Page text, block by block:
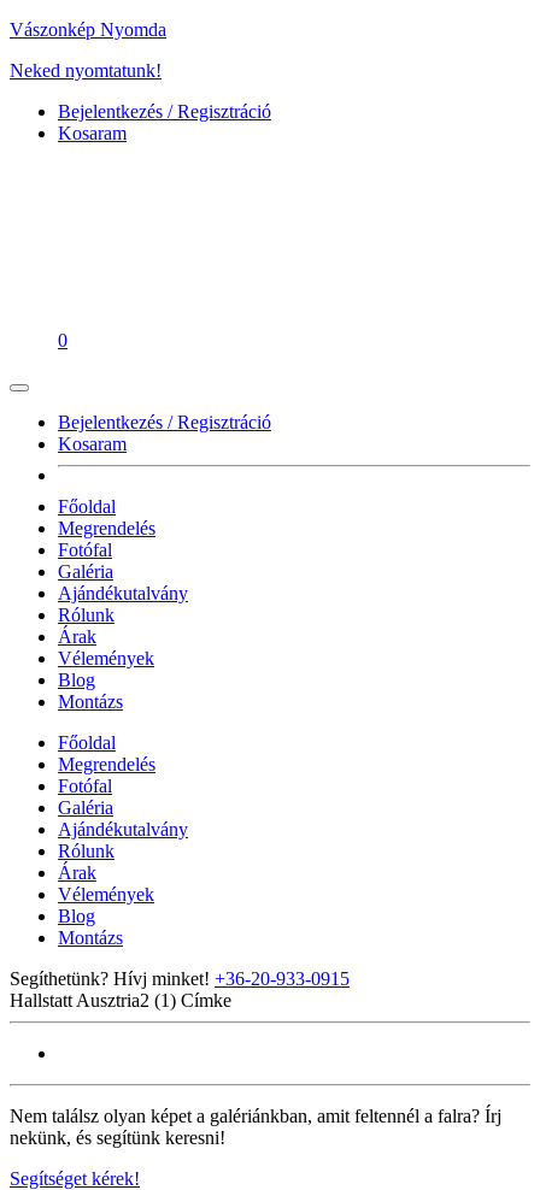
Vászonkép Nyomda
Neked nyomtatunk!
Bejelentkezés / Regisztráció
Kosaram
0
Bejelentkezés / Regisztráció
Kosaram
Főoldal
Megrendelés
Fotófal
Galéria
Ajándékutalvány
Rólunk
Árak
Vélemények
Blog
Montázs
Főoldal
Megrendelés
Fotófal
Galéria
Ajándékutalvány
Rólunk
Árak
Vélemények
Blog
Montázs
Segíthetünk? Hívj minket! +36-20-933-0915
Hallstatt Ausztria2 (1) Címke
Nem találsz olyan képet a galériánkban, amit feltennél a falra? Írj
nekünk, és segítünk keresni!
Segítséget kérek!